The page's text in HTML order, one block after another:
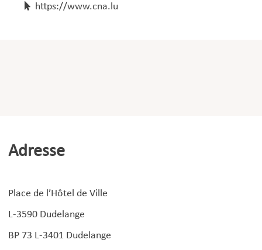
https://www.cna.lu
Adresse
Place de l’Hôtel de Ville
L-3590 Dudelange
BP 73 L-3401 Dudelange